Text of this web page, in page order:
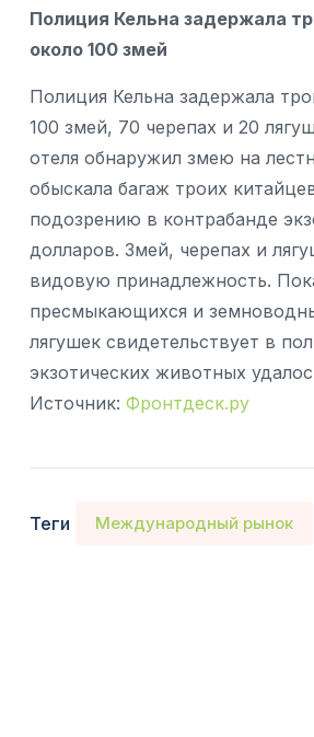
Полиция Кельна задержала
около 100 змей
Полиция Кельна задержала
100 змей, 70 черепах и 20
отеля обнаружил змею на
обыскала багаж троих
подозрению в контрабанде
долларов. Змей, черепах и
видовую принадлежность.
пресмыкающихся и
лягушек свидетельствует в
экзотических животных
Источник: Фронтдеск.ру
Теги Международный рынок